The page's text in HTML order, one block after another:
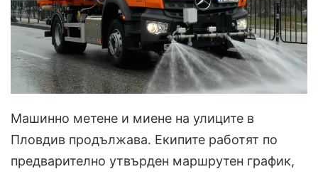
Машинно метене и миене на улиците в
Пловдив продължава. Екипите работят по
предварително утвърден маршрутен график,